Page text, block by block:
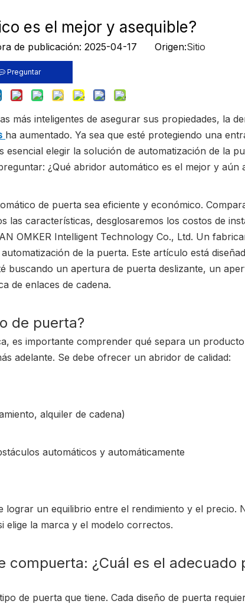
es el mejor y asequible?
de publicación: 2025-04-17 Origen:Sitio
Preguntar
más inteligentes de asegurar sus propiedades, la
ha aumentado. Ya sea que esté protegiendo una
elegir la solución de automatización de la
¿Qué abridor automático es el mejor y aún
de puerta sea eficiente y económico.
las características, desglosaremos los costos de
OMKER Intelligent Technology Co., Ltd. Un
de la puerta. Este artículo está
buscando un apertura de puerta deslizante, un
de enlaces de cadena.
de puerta?
es importante comprender qué separa un
adelante. Se debe ofrecer un abridor de calidad:
alquiler de cadena)
automáticos y automáticamente
lograr un equilibrio entre el rendimiento y el precio.
la marca y el modelo correctos.
¿Cuál es el adecuado
de puerta que tiene. Cada diseño de puerta